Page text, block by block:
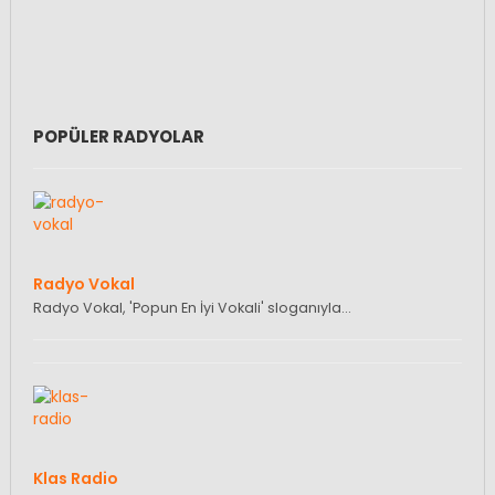
POPÜLER RADYOLAR
Radyo Vokal
Radyo Vokal, 'Popun En İyi Vokali' sloganıyla…
Klas Radio